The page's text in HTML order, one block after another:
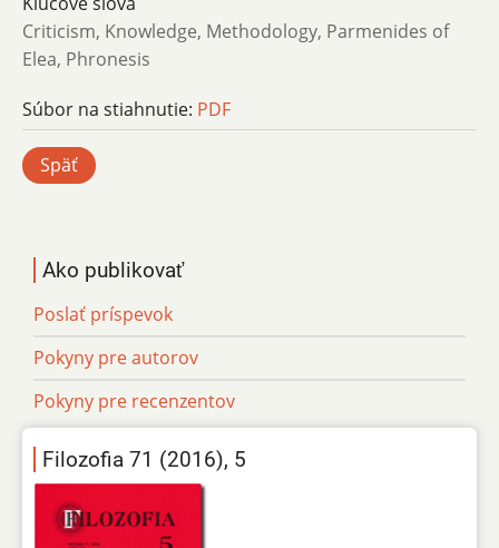
Criticism, Knowledge, Methodology, Parmenides of
Elea, Phronesis
Súbor na stiahnutie: PDF
Späť
Ako publikovať
Poslať príspevok
Pokyny pre autorov
Pokyny pre recenzentov
Filozofia 71 (2016), 5